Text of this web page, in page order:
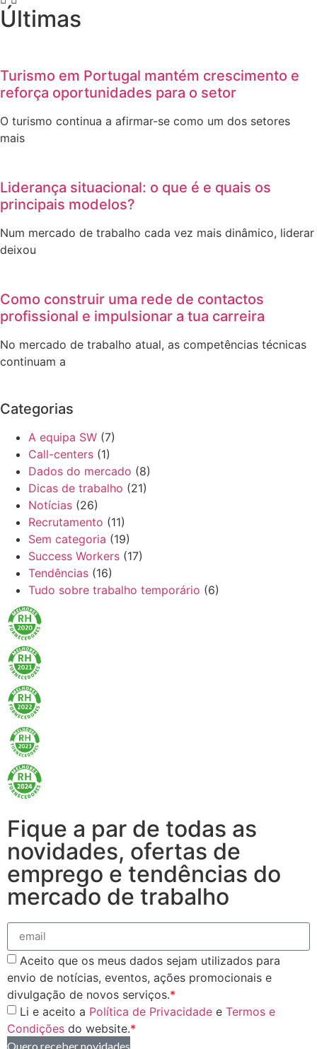
Últimas
Turismo em Portugal mantém crescimento e
reforça oportunidades para o setor
O turismo continua a afirmar-se como um dos setores
mais
Liderança situacional: o que é e quais os
principais modelos?
Num mercado de trabalho cada vez mais dinâmico, liderar
deixou
Como construir uma rede de contactos
profissional e impulsionar a tua carreira
No mercado de trabalho atual, as competências técnicas
continuam a
Categorias
A equipa SW (7)
Call-centers (1)
Dados do mercado (8)
Dicas de trabalho (21)
Notícias (26)
Recrutamento (11)
Sem categoria (19)
Success Workers (17)
Tendências (16)
Tudo sobre trabalho temporário (6)
Fique a par de todas as
novidades, ofertas de
emprego e tendências do
mercado de trabalho
Aceito que os meus dados sejam utilizados para
envio de notícias, eventos, ações promocionais e
divulgação de novos serviços.*
Li e aceito a Política de Privacidade e Termos e
Condições do website.*
Quero receber novidades